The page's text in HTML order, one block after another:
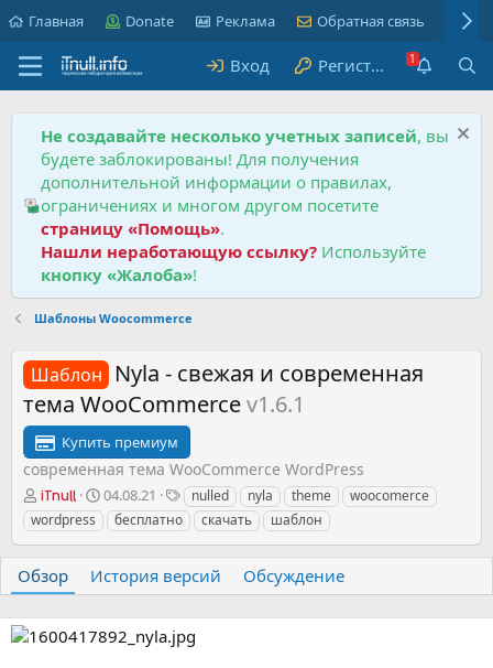
Главная Donate Реклама Обратная связь
Вход Регистрация
Не создавайте несколько учетных записей, вы
будете заблокированы! Для получения
дополнительной информации о правилах,
ограничениях и многом другом посетите
страницу «Помощь».
Нашли неработающую ссылку? Используйте
кнопку «Жалоба»!
Шаблоны Woocommerce
Шаблон
Nyla - свежая и современная
тема WooCommercev1.6.1
Купить премиум
современная тема WooCommerce WordPress
А
в
т
р
iTnull
Д
а
с
о
д
04.08.21
Т
е
г
nulled nyla theme
woocomerce
wordpress
бесплатно скачать шаблон
Обзор История версий Обсуждение